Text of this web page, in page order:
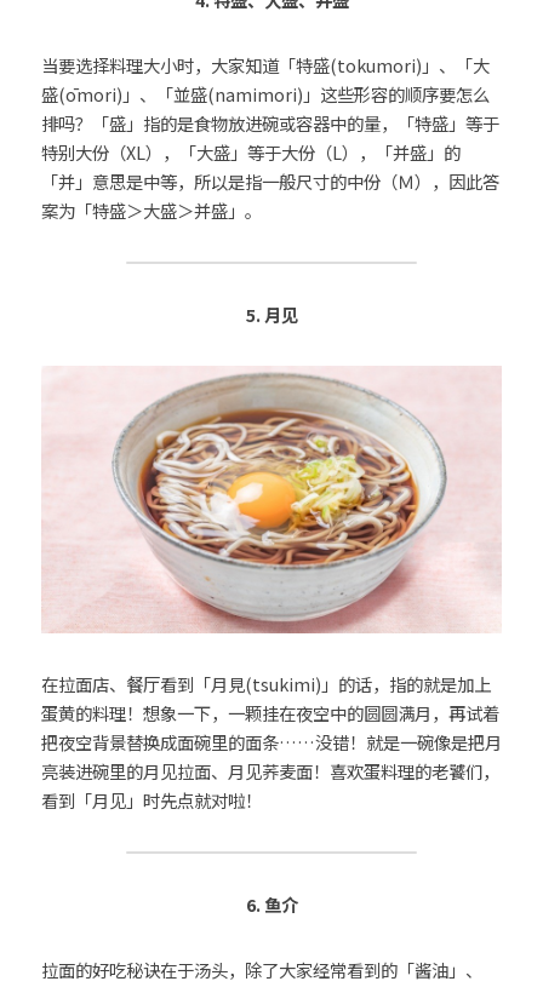
当要选择料理大小时，大家知道「特盛(tokumori)」、「大
盛(ōmori)」、「並盛(namimori)」这些形容的顺序要怎么
排吗？「盛」指的是食物放进碗或容器中的量，「特盛」等于
特别大份（XL），「大盛」等于大份（L），「并盛」的
「并」意思是中等，所以是指一般尺寸的中份（Ｍ），因此答
案为「特盛＞大盛＞并盛」。
5. 月见
在拉面店、餐厅看到「月見(tsukimi)」的话，指的就是加上
蛋黄的料理！想象一下，一颗挂在夜空中的圆圆满月，再试着
把夜空背景替换成面碗里的面条……没错！就是一碗像是把月
亮装进碗里的月见拉面、月见荞麦面！喜欢蛋料理的老饕们，
看到「月见」时先点就对啦！
6. 鱼介
拉面的好吃秘诀在于汤头，除了大家经常看到的「酱油」、